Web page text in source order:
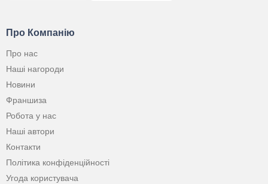
Про Компанію
Про нас
Наші нагороди
Новини
Франшиза
Робота у нас
Наші автори
Контакти
Політика конфіденційності
Угода користувача